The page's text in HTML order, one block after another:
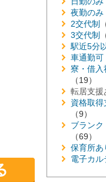
夜勤のみ
2交代制
3交代制
駅近5分
車通勤可
寮・借入
（19）
転居支援
資格取得
（9）
ブラン
（69）
保育所あ
電子カル